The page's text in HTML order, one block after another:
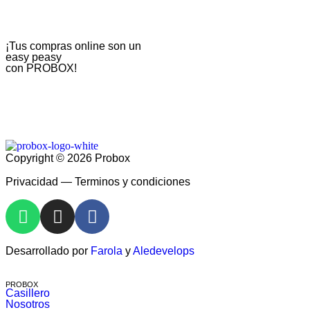
¡Tus compras online son un
easy peasy
con PROBOX!
Copyright © 2026 Probox
Privacidad — Terminos y condiciones
Desarrollado por Farola yAledevelops
PROBOX
Casillero
Nosotros